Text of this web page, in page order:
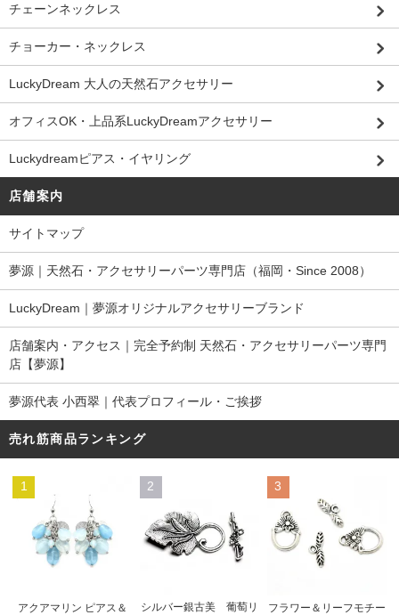
チェーンネックレス
チョーカー・ネックレス
LuckyDream 大人の天然石アクセサリー
オフィスOK・上品系LuckyDreamアクセサリー
Luckydreamピアス・イヤリング
店舗案内
サイトマップ
夢源｜天然石・アクセサリーパーツ専門店（福岡・Since 2008）
LuckyDream｜夢源オリジナルアクセサリーブランド
店舗案内・アクセス｜完全予約制 天然石・アクセサリーパーツ専門
店【夢源】
夢源代表 小西翠｜代表プロフィール・ご挨拶
売れ筋商品ランキング
1
アクアマリン ピアス＆
2
シルバー銀古美 葡萄リ
3
フラワー＆リーフモチー